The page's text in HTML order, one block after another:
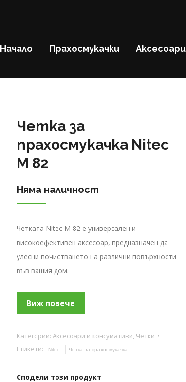
Начало Прахосмукачки Аксесоари
Четка за
прахосмукачка Nitec
M 82
Няма наличност
Четката Nitec M 82 е универсален и
високоефективен аксесоар, предназначен да
улесни почистването на различни повърхности
във вашия дом.
Виж повече
Категории: Аксесоари и консумативи, Четки
Етикети:
Nitec Четка за прахосмукачка
Сподели този продукт